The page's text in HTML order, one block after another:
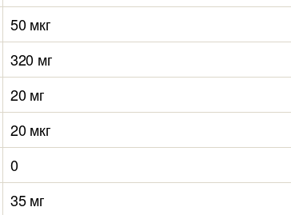
50 мкг
320 мг
20 мг
20 мкг
0
35 мг